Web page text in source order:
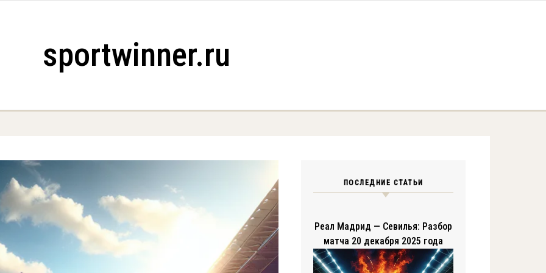
sportwinner.ru
ПОСЛЕДНИЕ СТАТЬИ
Реал Мадрид — Севилья: Разбор
матча 20 декабря 2025 года